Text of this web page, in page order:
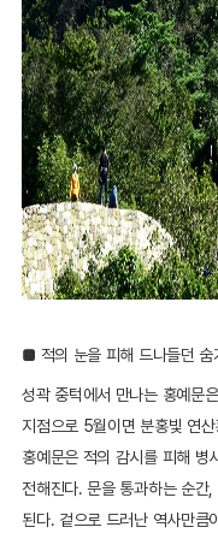
■ 적의 눈을 피해 드나들던
성곽 중턱에서 만나는 홍예문
지점으로 5월이면 분홍빛 연
홍예문은 적의 감시를 피해 병
전해진다. 문을 통과하는 순간,
된다. 겉으로 드러난 역사만큼